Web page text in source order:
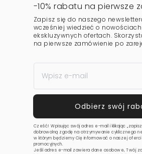
-10% rabatu na pierwsze
Zapisz się do naszego
wcześniej wiedzieć o
ekskluzywnych ofertach.
na pierwsze zamówienie po
Cześć! Wpisując swój adres e-mail i klikając
dobrowolną zgodę na otrzymywanie cyklicznego
w którym będziemy Cię informować o naszej
promocyjnych.
Jeśli adres e-mail zawiera dane osobowe, Twój